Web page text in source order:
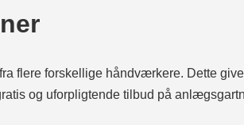
flere forskellige håndværkere. Dette
og uforpligtende tilbud på